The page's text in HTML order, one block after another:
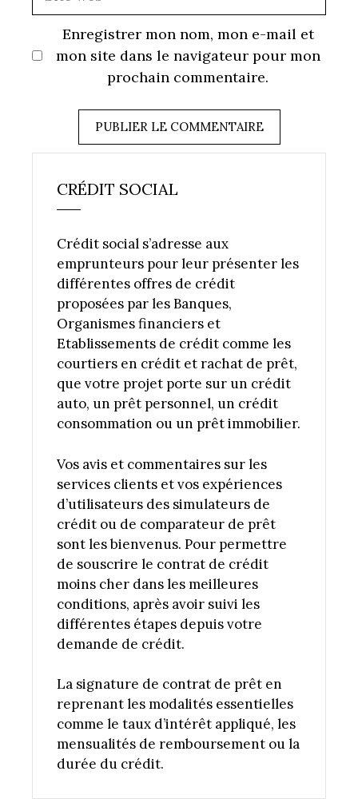
Enregistrer mon nom, mon e-mail et
mon site dans le navigateur pour mon
prochain commentaire.
CRÉDIT SOCIAL
Crédit social s’adresse aux
emprunteurs pour leur présenter les
différentes offres de crédit
proposées par les Banques,
Organismes financiers et
Etablissements de crédit comme les
courtiers en crédit et rachat de prêt,
que votre projet porte sur un crédit
auto, un prêt personnel, un crédit
consommation ou un prêt immobilier.
Vos avis et commentaires sur les
services clients et vos expériences
d’utilisateurs des simulateurs de
crédit ou de comparateur de prêt
sont les bienvenus. Pour permettre
de souscrire le contrat de crédit
moins cher dans les meilleures
conditions, après avoir suivi les
différentes étapes depuis votre
demande de crédit.
La signature de contrat de prêt en
reprenant les modalités essentielles
comme le taux d’intérêt appliqué, les
mensualités de remboursement ou la
durée du crédit.